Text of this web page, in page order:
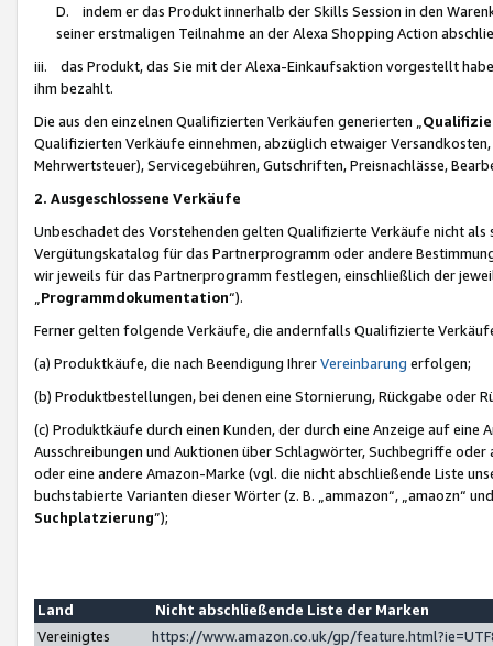
D. indem er das Produkt innerhalb der Skills Session in den
seiner erstmaligen Teilnahme an der Alexa Shopping Action
iii. das Produkt, das Sie mit der Alexa-Einkaufsaktion vorgestellt
ihm bezahlt.
Die aus den einzelnen Qualifizierten Verkäufen generierten „
Qualifizierten Verkäufe einnehmen, abzüglich etwaiger
Mehrwertsteuer), Servicegebühren, Gutschriften, Preisnachlässe,
2. Ausgeschlossene Verkäufe
Unbeschadet des Vorstehenden gelten Qualifizierte Verkäufe nicht
Vergütungskatalog für das Partnerprogramm oder andere
wir jeweils für das Partnerprogramm festlegen, einschließlich der
Programmdokumentation“).
Ferner gelten folgende Verkäufe, die andernfalls Qualifizierte
(a) Produktkäufe, die nach Beendigung IhrerVereinbarung erfolgen;
(b) Produktbestellungen, bei denen eine Stornierung, Rückgabe oder
(c) Produktkäufe durch einen Kunden, der durch eine Anzeige auf
Ausschreibungen und Auktionen über Schlagwörter, Suchbegriffe
oder eine andere Amazon-Marke (vgl. die nicht abschließende Liste
buchstabierte Varianten dieser Wörter (z. B. „ammazon“, „amaozn“
Suchplatzierung”);
Land
Nicht abschließende Liste der Marken
Vereinigtes
https://www.amazon.co.uk/gp/